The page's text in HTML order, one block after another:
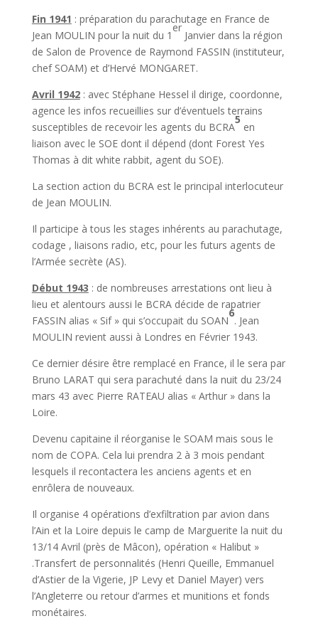
Fin 1941 : préparation du parachutage en France de
Jean MOULIN pour la nuit du 1
er
Janvier dans la région
de Salon de Provence de Raymond FASSIN (instituteur,
chef SOAM) et d’Hervé MONGARET.
Avril 1942: avec Stéphane Hessel il dirige, coordonne,
agence les infos recueillies sur d’éventuels terrains
susceptibles de recevoir les agents du BCRA
5
en
liaison avec le SOE dont il dépend (dont Forest Yes
Thomas à dit white rabbit, agent du SOE).
La section action du BCRA est le principal interlocuteur
de Jean MOULIN.
Il participe à tous les stages inhérents au parachutage,
codage , liaisons radio, etc, pour les futurs agents de
l’Armée secrète (AS).
Début 1943 : de nombreuses arrestations ont lieu à
lieu et alentours aussi le BCRA décide de rapatrier
FASSIN alias « Sif » qui s’occupait du SOAN
6
. Jean
MOULIN revient aussi à Londres en Février 1943.
Ce dernier désire être remplacé en France, il le sera par
Bruno LARAT qui sera parachuté dans la nuit du 23/24
mars 43 avec Pierre RATEAU alias « Arthur » dans la
Loire.
Devenu capitaine il réorganise le SOAM mais sous le
nom de COPA. Cela lui prendra 2 à 3 mois pendant
lesquels il recontactera les anciens agents et en
enrôlera de nouveaux.
Il organise 4 opérations d’exfiltration par avion dans
l’Ain et la Loire depuis le camp de Marguerite la nuit du
13/14 Avril (près de Mâcon), opération « Halibut »
.Transfert de personnalités (Henri Queille, Emmanuel
d’Astier de la Vigerie, JP Levy et Daniel Mayer) vers
l’Angleterre ou retour d’armes et munitions et fonds
monétaires.